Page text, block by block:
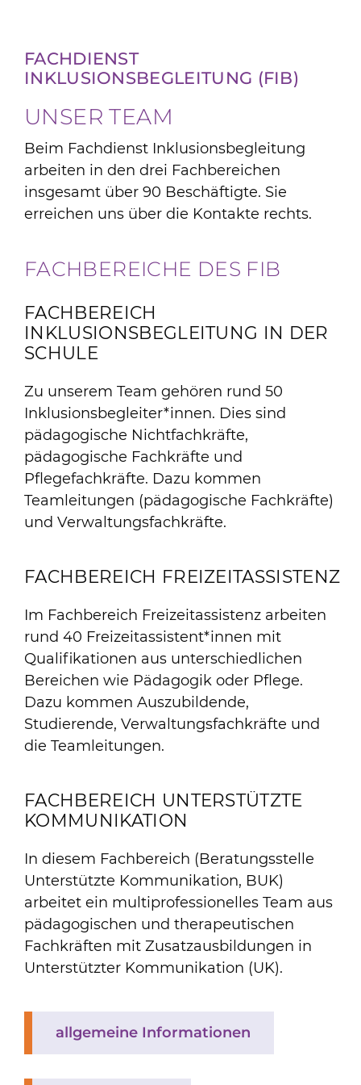
Jobs & Ausbildung
Aktuelles & Infos
FACHDIENST
INKLUSIONSBEGLEITUNG (FIB)
UNSER TEAM
Beim Fachdienst Inklusionsbegleitung
arbeiten in den drei Fachbereichen
insgesamt über 90 Beschäftigte. Sie
erreichen uns über die Kontakte rechts.
FACHBEREICHE DES FIB
FACHBEREICH
INKLUSIONSBEGLEITUNG IN DER
SCHULE
Zu unserem Team gehören rund 50
Inklusionsbegleiter*innen. Dies sind
pädagogische Nichtfachkräfte,
pädagogische Fachkräfte und
Pflegefachkräfte. Dazu kommen
Teamleitungen (pädagogische Fachkräfte)
und Verwaltungsfachkräfte.
FACHBEREICH FREIZEITASSISTENZ
Im Fachbereich Freizeitassistenz arbeiten
rund 40 Freizeitassistent*innen mit
Qualifikationen aus unterschiedlichen
Bereichen wie Pädagogik oder Pflege.
Dazu kommen Auszubildende,
Studierende, Verwaltungsfachkräfte und
die Teamleitungen.
FACHBEREICH UNTERSTÜTZTE
KOMMUNIKATION
In diesem Fachbereich (Beratungsstelle
Unterstützte Kommunikation, BUK)
arbeitet ein multiprofessionelles Team aus
pädagogischen und therapeutischen
Fachkräften mit Zusatzausbildungen in
Unterstützter Kommunikation (UK).
allgemeine Informationen